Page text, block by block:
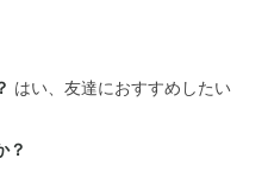
はい、友達におすすめしたい
？